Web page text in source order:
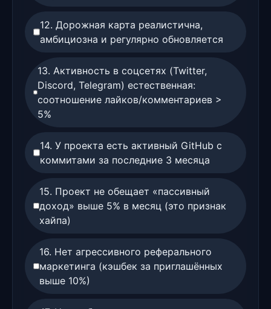
12. Дорожная карта реалистична,
амбициозна и регулярно обновляется
13. Активность в соцсетях (Twitter,
Discord, Telegram) естественная:
соотношение лайков/комментариев >
5%
14. У проекта есть активный GitHub с
коммитами за последние 3 месяца
15. Проект не обещает «пассивный
доход» выше 5% в месяц (это признак
хайпа)
16. Нет агрессивного реферального
маркетинга (кэшбек за приглашённых
выше 10%)